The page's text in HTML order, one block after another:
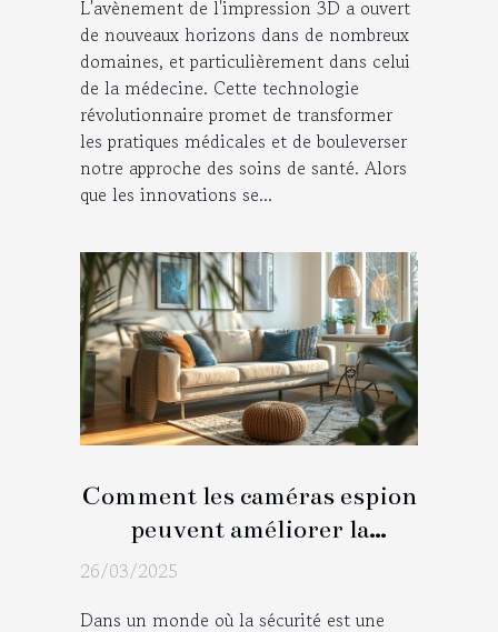
L'avènement de l'impression 3D a ouvert
de nouveaux horizons dans de nombreux
domaines, et particulièrement dans celui
de la médecine. Cette technologie
révolutionnaire promet de transformer
les pratiques médicales et de bouleverser
notre approche des soins de santé. Alors
que les innovations se...
Comment les caméras espion
peuvent améliorer la
sécurité de votre domicile
26/03/2025
Dans un monde où la sécurité est une